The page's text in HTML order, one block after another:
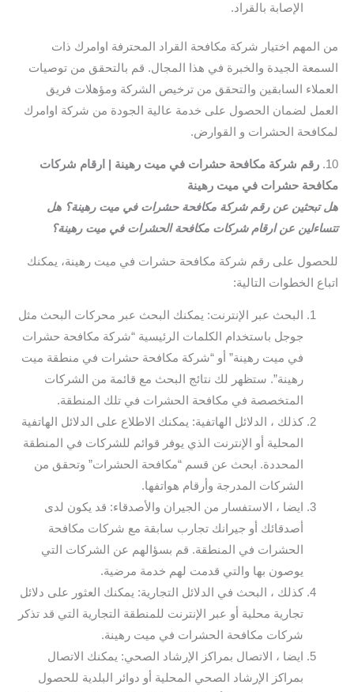
الإصابة بالقراد.
من المهم اختيار شركة مكافحة القراد المحترفة اوامرك ذات
السمعة الجيدة والخبرة في هذا المجال. قم بالتحقق من توصيات
العملاء السابقين والتحقق من ترخيص الشركة ومؤهلات فريق
العمل لضمان الحصول على خدمة عالية الجودة من شركة اوامرك
لمكافحة الحشرات و القوارض.
10. رقم شركة مكافحة حشرات في ميت رهينة | ارقام شركات
مكافحة حشرات في ميت رهينة
هل تبحثين عن رقم شركة مكافحة حشرات في ميت رهينة؟ هل
تتساءلين عن ارقام شركات مكافحة الحشرات في ميت رهينة؟
للحصول على رقم شركة مكافحة حشرات في ميت رهينة، يمكنك
اتباع الخطوات التالية:
البحث عبر الإنترنت: يمكنك البحث عبر محركات البحث مثل
جوجل باستخدام الكلمات الرئيسية “شركة مكافحة حشرات
في ميت رهينة” أو “شركة مكافحة حشرات في منطقة ميت
رهينة”. ستظهر لك نتائج البحث مع قائمة من الشركات
المتخصصة في مكافحة الحشرات في تلك المنطقة.
كذلك ، الدلائل الهاتفية: يمكنك الاطلاع على الدلائل الهاتفية
المحلية أو الإنترنت الذي يوفر قوائم للشركات في المنطقة
المحددة. ابحث عن قسم “مكافحة الحشرات” وتحقق من
الشركات المدرجة وأرقام هواتفها.
ايضا ، الاستفسار من الجيران والأصدقاء: قد يكون لدى
أصدقائك أو جيرانك تجارب سابقة مع شركات مكافحة
الحشرات في المنطقة. قم بسؤالهم عن الشركات التي
يوصون بها والتي قدمت لهم خدمة مرضية.
كذلك ، البحث في الدلائل التجارية: يمكنك العثور على دلائل
تجارية محلية أو عبر الإنترنت للمنطقة التجارية التي قد تذكر
شركات مكافحة الحشرات في ميت رهينة.
ايضا ، الاتصال بمراكز الإرشاد الصحي: يمكنك الاتصال
بمراكز الإرشاد الصحي المحلية أو دوائر البلدية للحصول